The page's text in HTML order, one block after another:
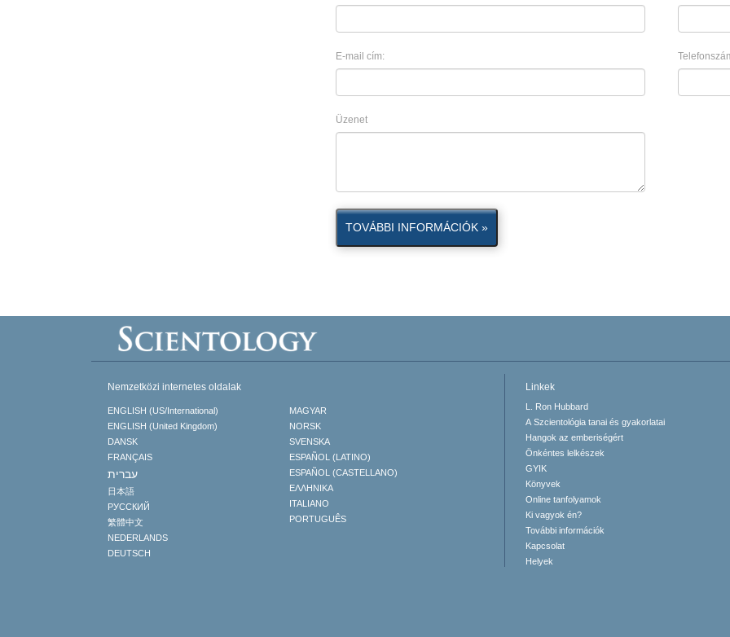
E-mail cím:
Üzenet
TOVÁBBI INFORMÁCIÓK »
Nemzetközi internetes oldalak
ENGLISH (US/International)
ENGLISH (United Kingdom)
DANSK
FRANÇAIS
עברית
日本語
РУССКИЙ
繁體中文
NEDERLANDS
DEUTSCH
MAGYAR
NORSK
SVENSKA
ESPAÑOL (LATINO)
ESPAÑOL (CASTELLANO)
ΕΛΛΗΝΙΚA
ITALIANO
PORTUGUÊS
Linkek
L. Ron Hubbard
A Szcientológia tanai és gyakorlatai
Hangok az emberiségért
Önkéntes lelkészek
GYIK
Könyvek
Online tanfolyamok
Ki vagyok én?
További információk
Kapcsolat
Helyek